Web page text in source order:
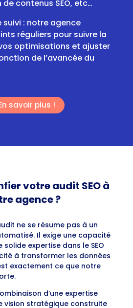
contenus SEO, etc…
suivi : notre agence
réguliers pour suivre la
optimisations et ajuster
de l’avancée du
savoir plus !
votre audit SEO à
agence ?
ne se résume pas à un
Il exige une capacité
solide expertise dans le SEO
à transformer les données
exactement ce que notre
d’une expertise
vision stratégique construite